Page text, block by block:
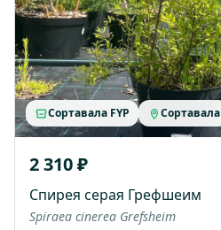
Сортавала FYP Сортавала
2 310 ₽
Спирея серая Грефшеим
Spiraea cinerea Grefsheim